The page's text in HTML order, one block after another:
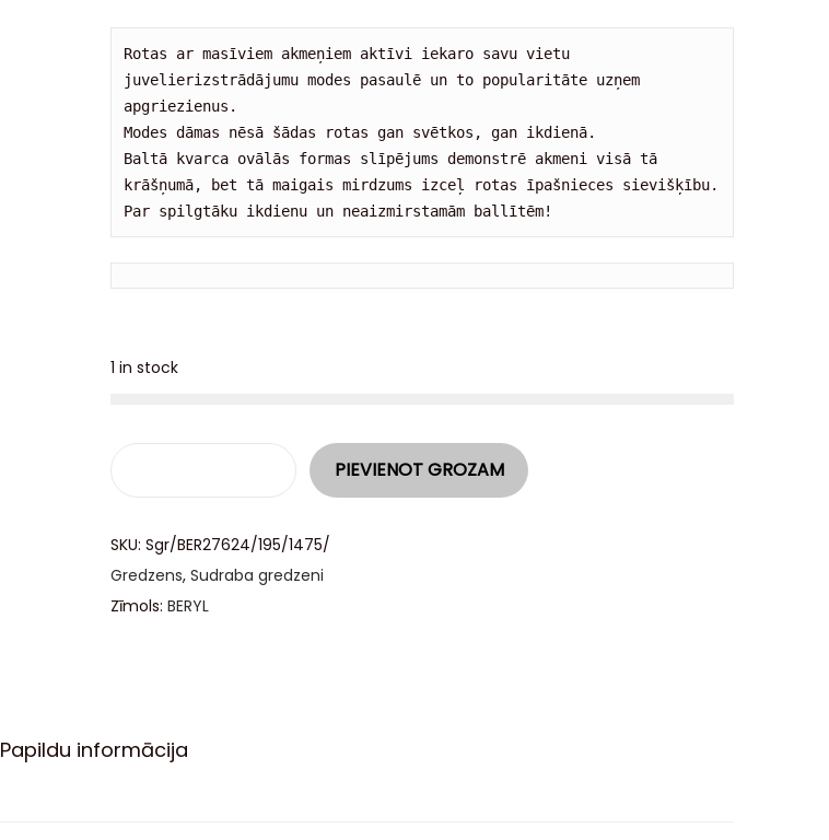
Rotas ar masīviem akmeņiem aktīvi iekaro savu vietu
juvelierizstrādājumu modes pasaulē un to popularitāte uzņem
apgriezienus.
Modes dāmas nēsā šādas rotas gan svētkos, gan ikdienā.
Baltā kvarca ovālās formas slīpējums demonstrē akmeni visā tā
krāšņumā, bet tā maigais mirdzums izceļ rotas īpašnieces sievišķību.
Par spilgtāku ikdienu un neaizmirstamām ballītēm!
1 in stock
PIEVIENOT GROZAM
SKU: Sgr/BER27624/195/1475/
Gredzens, Sudraba gredzeni
Zīmols: BERYL
Papildu informācija